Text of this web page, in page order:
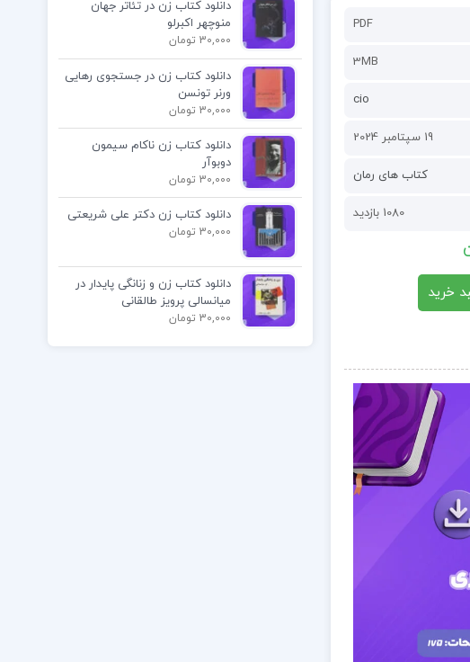
PDF
3MB
cio
19 سپتامبر 2024
کتاب های رمان
1080 بازدید
خرید
دانلود کتاب زن در تئاتر جهان
منوچهر اکبرلو
30,000 تومان
دانلود کتاب زن در جستجوی رهایی
ورنر تونسن
30,000 تومان
دانلود کتاب زن ناکام سیمون
دوبوآر
30,000 تومان
دانلود کتاب زن دکتر علی شریعتی
30,000 تومان
دانلود کتاب زن و زنانگی پایدار در
میانسالی پرویز طالقانی
30,000 تومان